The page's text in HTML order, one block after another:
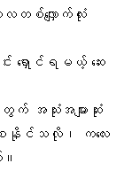
တစ်လျှောက်လုံး
ောင်ရမယ့် ဆေး
တွက် အသုံးအများဆုံး
စေနိုင်သလို၊ ကလေး